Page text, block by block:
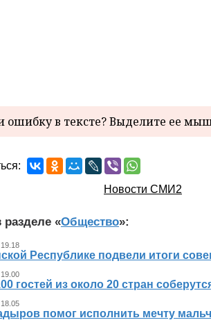
в тексте? Выделите ее
Новости СМИ2
разделе «Общество»:
Республике подвели итоги
гостей из около 20 стран
помог исполнить мечту